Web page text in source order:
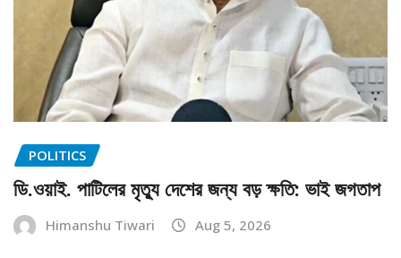
POLITICS
ডি.ওয়াই. পাটিলের মৃত্যু দেশের জন্য বড় ক্ষতি: ভাই জগতাপ
Himanshu Tiwari Aug 5, 2026